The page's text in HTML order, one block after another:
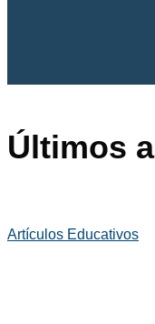
Últimos
Artículos Educativos